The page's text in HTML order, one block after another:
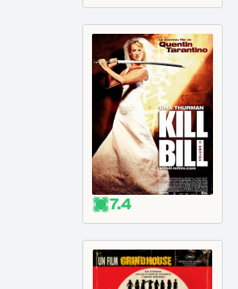
7.4